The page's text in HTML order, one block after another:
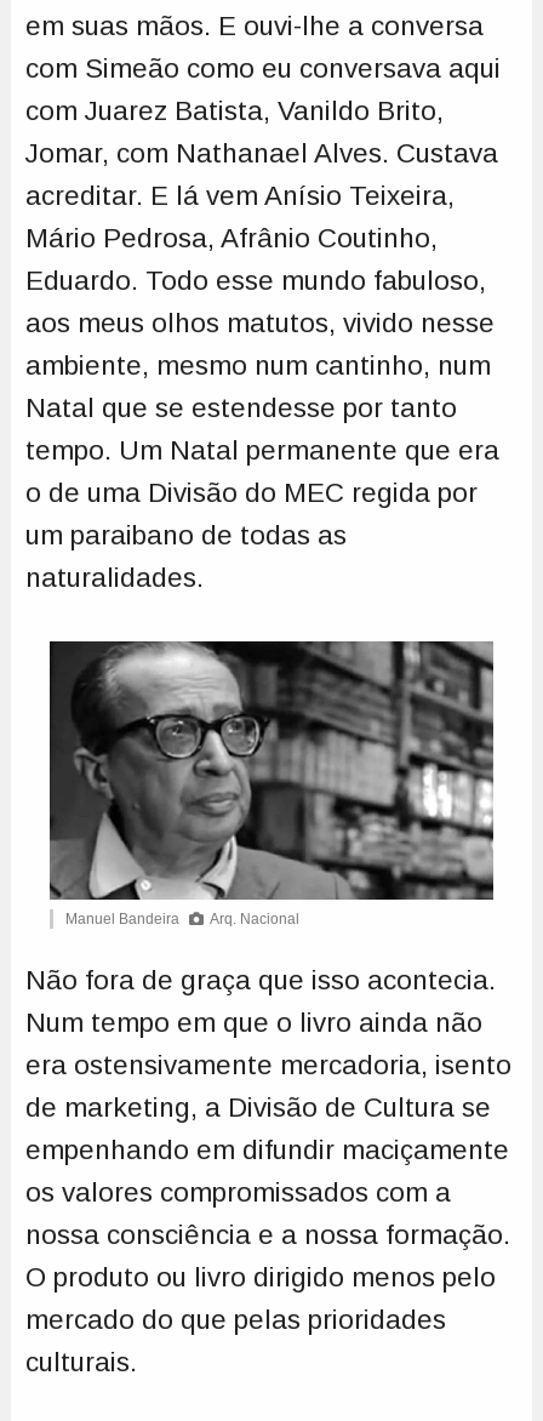
em suas mãos. E ouvi-lhe a conversa
com Simeão como eu conversava aqui
com Juarez Batista, Vanildo Brito,
Jomar, com Nathanael Alves. Custava
acreditar. E lá vem Anísio Teixeira,
Mário Pedrosa, Afrânio Coutinho,
Eduardo. Todo esse mundo fabuloso,
aos meus olhos matutos, vivido nesse
ambiente, mesmo num cantinho, num
Natal que se estendesse por tanto
tempo. Um Natal permanente que era
o de uma Divisão do MEC regida por
um paraibano de todas as
naturalidades.
Manuel Bandeira Arq. Nacional
Não fora de graça que isso acontecia.
Num tempo em que o livro ainda não
era ostensivamente mercadoria, isento
de marketing, a Divisão de Cultura se
empenhando em difundir maciçamente
os valores compromissados com a
nossa consciência e a nossa formação.
O produto ou livro dirigido menos pelo
mercado do que pelas prioridades
culturais.